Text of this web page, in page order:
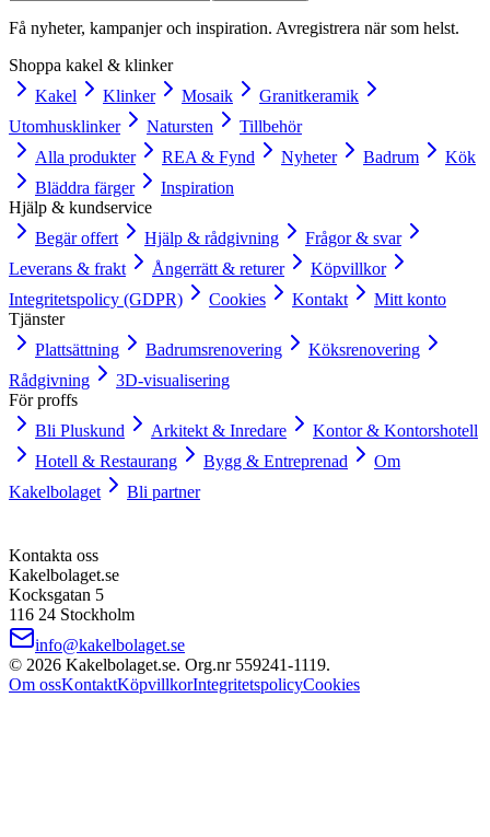
Få nyheter, kampanjer och inspiration. Avregistrera när som helst.
Shoppa kakel & klinker
Kakel
Klinker Mosaik
Granitkeramik
Utomhusklinker
Natursten
Tillbehör
Alla produkter
REA & Fynd Nyheter Badrum
Kök
Bläddra färger
Inspiration
Hjälp & kundservice
Begär offert
Hjälp & rådgivning
Frågor & svar
Leverans & frakt
Ångerrätt & returer
Köpvillkor
Integritetspolicy (GDPR)
Cookies Kontakt
Mitt konto
Tjänster
Plattsättning
Badrumsrenovering
Köksrenovering
Rådgivning
3D-visualisering
För proffs
Bli Pluskund
Arkitekt & Inredare
Kontor & Kontorshotell
Hotell & Restaurang
Bygg & Entreprenad
Om
Kakelbolaget
Bli partner
Kontakta oss
Kakelbolaget.se
Kocksgatan 5
116 24 Stockholm
info@kakelbolaget.se
© 2026 Kakelbolaget.se. Org.nr 559241‑1119.
Om ossKontaktKöpvillkorIntegritetspolicyCookies